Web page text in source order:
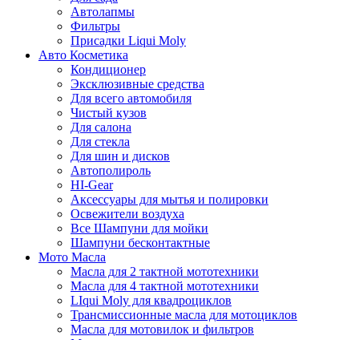
Автолапмы
Фильтры
Присадки Liqui Moly
Авто Косметика
Кондиционер
Эксклюзивные средства
Для всего автомобиля
Чистый кузов
Для салона
Для стекла
Для шин и дисков
Автополироль
HI-Gear
Аксессуары для мытья и полировки
Освежители воздуха
Все Шампуни для мойки
Шампуни бесконтактные
Мото Масла
Масла для 2 тактной мототехники
Масла для 4 тактной мототехники
LIqui Moly для квадроциклов
Трансмиссионные масла для мотоциклов
Масла для мотовилок и фильтров